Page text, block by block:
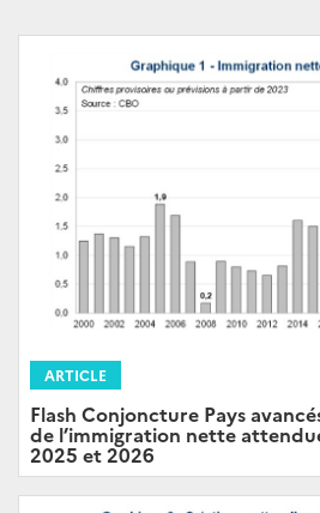
ARTICLE
Flash Conjoncture Pays
de l’immigration nette
2025 et 2026